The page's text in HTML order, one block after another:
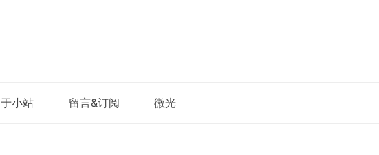
小站 留言&订阅 微光